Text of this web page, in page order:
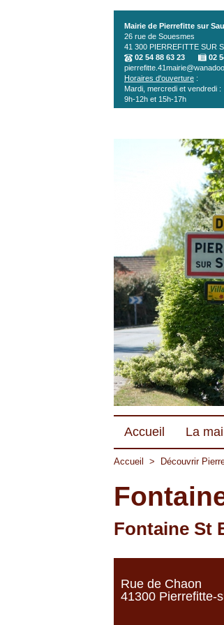
Mairie de Pierrefitte sur
26 rue de Souesmes
41 300 PIERREFITTE SUR
02 54 88 63 23
02
Horaires d'ouverture :
Mardi, mercredi et vendredi :
9h-12h et 15h-17h
Accueil La
Accueil > Découvrir
Fontaine St
Rue de Chaon
41300 Pierrefitte-